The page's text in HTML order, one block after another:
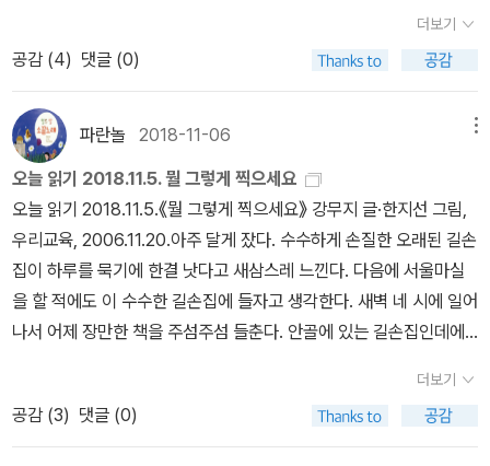
숲마실》, 《우리말 수수께끼 동시》, 《시골에서 살림 짓는 즐거움》,
《이오덕 마음 읽기》을 썼다. blog.naver.com/hbooklove
꽃을 눈여겨보지 않는 빛밭(사진계)이라면, ‘뜻’과 ‘목소리’만 있을
뿐, 누구를 누가 어느 자리에서 왜 찍는지 잊고 만다.《열화당 사진문
우리말꽃(국어사전)을 씁니다. “말꽃 짓는 책숲, 숲노래”라는 이름으
로 시골인 전남 고흥에서 서재도서관·책박물관을 꾸립니다. ‘보리 국
어사전’ 편집장을 맡았고, ‘이오덕 어른 유고’를 갈무리했습니다. 《새
로 쓰는 말밑 꾸러미 사전》, 《들꽃내음 따라 걷다가 작은책집을 보았
습니다》, 《우리말꽃》, 《미래세대를 위한 우리말과 문해력》, 《쉬운 말
이 평화》, 《곁말》, 《곁책》, 《새로 쓰는 말밑 꾸러미 사전》, 《새로 쓰
는 비슷한말 꾸러미 사전》, 《새로 쓰는 겹말 꾸러미 사전》, 《새로 쓰
는 우리말 꾸러미 사전》, 《책숲마실》, 《우리말 수수께끼 동시》, 《우
에서 살림 짓는 즐거움》, 《숲에서 살려낸 우리말》, 《마을에서 살려낸
우리말》, 《읽는 우리말 사전 1·2·3》 들을 썼습니다. blog.naver.co
m/hbooklove
줄 나란히 잃고 잊는구나 싶다. 낮에 씻고 빨래를 한다. 넷이 둘러앉아
서 ‘익숙한 대로’를 글감으로 삼아서 쪽글을 쓰면서 ‘익다·익숙하다·일
구다·잇다’하고 얽힌 수수께끼를 들려준다. 《사진이란 무엇인가》를
되읽었다. 2005년에도 느낀 그대로 최민식 님은 너무 멋을 잡으려고
한다. 둘레에서 최민식 빛꽃을 높이려 할 적에 “아닙니다. 적어도 임
응식과 김기찬을 보십시오. 유진 스미스와 마가렛 버크 화이트를 보
십시오. 에드워드 커티스와 도로시아 랭을 보십시오.” 하고 들려주었
다. 그러나 웬만한 분은 로버트 카파는커녕 기무라 이헤이조차 들추
지 않는다. 토몬 겐이나 안셀 아담스가 뭐 하던 사람인지 모르기 일쑤
이다. 빛나는 그림을 얻으려고 하면 사진이 아니다. 찍히는 사람하고
찍는 사람이 언제나 이웃에 동무일 적에 비로소 사진이다. 먼발치에
서 구경하거나 훔쳐본다면, 사진이 아닌 ‘프레임’으로 그칠 뿐이다.ㅅ
ㄴㄹ※ 글쓴이숲노래(최종규) : 우리말꽃(국어사전)을 씁니다. “말꽃
더보기
공감 (4) 댓글 (0)
파란놀 2018-11-06
오늘 읽기 2018.11.5. 뭘 그렇게 찍으세요
오늘 읽기 2018.11.5.《뭘 그렇게 찍으세요》 강무지 글·한지선 그림,
우리교육, 2006.11.20.아주 달게 잤다. 수수하게 손질한 오래된 길손
집이 하루를 묵기에 한결 낫다고 새삼스레 느낀다. 다음에 서울마실
을 할 적에도 이 수수한 길손집에 들자고 생각한다. 새벽 네 시에 일어
나서 어제 장만한 책을 주섬주섬 들춘다. 안골에 있는 길손집인데에
사진님 최민식 어른 이야기를 다룬 《뭘 그렇게 찍으세요》를 읽는다.
이 책을 비로소 읽는다. 진작에 나온 줄 알았지만 너무 늦게 읽네. 첫
머리는 심심했지만, 최민식 어른이 누린 어린 날이나 젊은 날 이야기
더보기
공감 (3) 댓글 (0)